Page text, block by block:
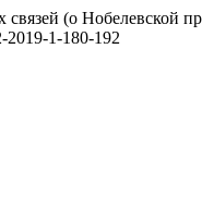
(о Нобелевской
2019-1-180-192